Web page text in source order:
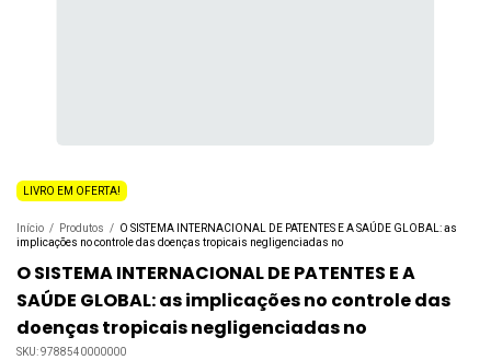
LIVRO EM OFERTA!
Início / Produtos / O SISTEMA INTERNACIONAL DE PATENTES E A SAÚDE GLOBAL: as
implicações no controle das doenças tropicais negligenciadas no
O SISTEMA INTERNACIONAL DE PATENTES E A
SAÚDE GLOBAL: as implicações no controle das
doenças tropicais negligenciadas no
SKU:9788540000000